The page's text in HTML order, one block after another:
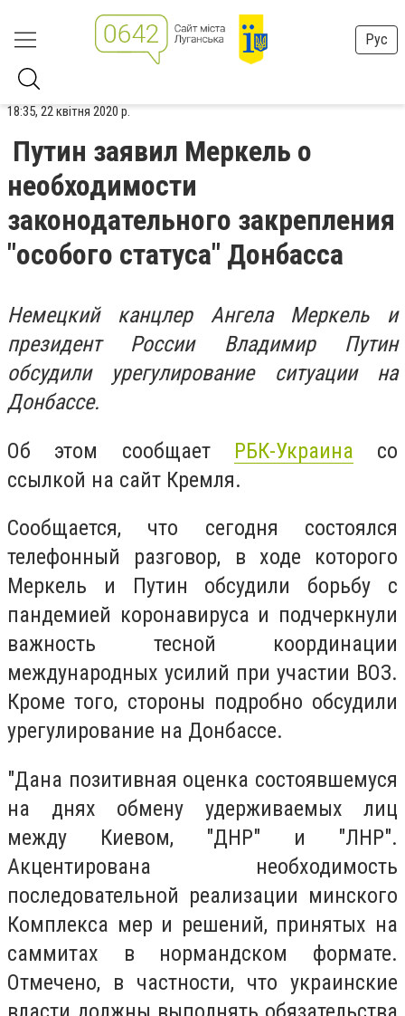
Рус
18:35, 22 квітня 2020 р.
Путин заявил Меркель о
необходимости
законодательного закрепления
"особого статуса" Донбасса
Немецкий канцлер Ангела Меркель и
президент России Владимир Путин
обсудили урегулирование ситуации на
Донбассе.
Об этом сообщает РБК-Украина со
ссылкой на сайт Кремля.
Сообщается, что сегодня состоялся
телефонный разговор, в ходе которого
Меркель и Путин обсудили борьбу с
пандемией коронавируса и подчеркнули
важность тесной координации
международных усилий при участии ВОЗ.
Кроме того, стороны подробно обсудили
урегулирование на Донбассе.
"Дана позитивная оценка состоявшемуся
на днях обмену удерживаемых лиц
между Киевом, "ДНР" и "ЛНР".
Акцентирована необходимость
последовательной реализации минского
Комплекса мер и решений, принятых на
саммитах в нормандском формате.
Отмечено, в частности, что украинские